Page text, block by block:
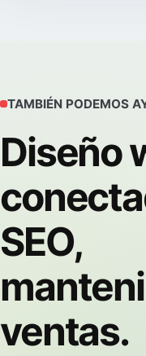
TAMBIÉN PODEMOS
Diseño
SEO,
ventas.